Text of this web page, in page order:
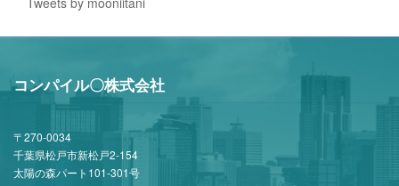
コンパイル〇株式会社
〒270-0034
千葉県松戸市新松戸2-154
太陽の森パート101-301号